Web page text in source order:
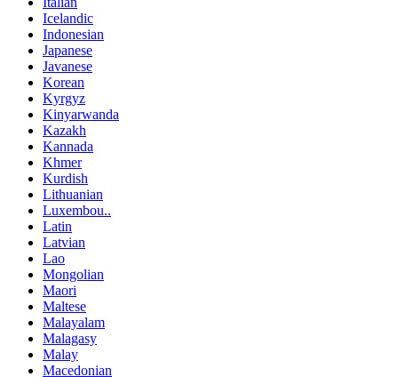
Icelandic
Indonesian
Japanese
Javanese
Korean
Kyrgyz
Kinyarwanda
Kazakh
Kannada
Khmer
Kurdish
Lithuanian
Luxembou..
Latin
Latvian
Lao
Mongolian
Maori
Maltese
Malayalam
Malagasy
Malay
Macedonian